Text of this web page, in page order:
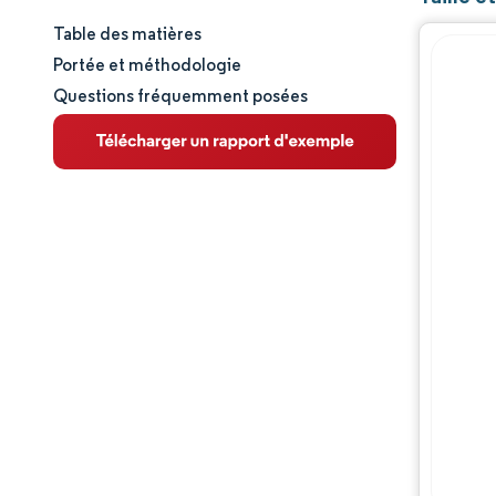
Taille et part de marché
Analyse du marché
Tendances et perspectives
Table des matières
Portée et méthodologie
Questions fréquemment posées